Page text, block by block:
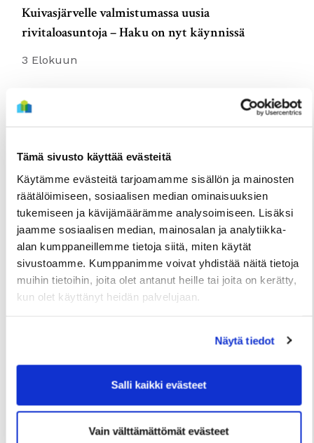
Tämä sivusto käyttää evästeitä
Käytämme evästeitä tarjoamamme sisällön ja mainosten
räätälöimiseen, sosiaalisen median ominaisuuksien
tukemiseen ja kävijämäärämme analysoimiseen. Lisäksi
jaamme sosiaalisen median, mainosalan ja analytiikka-
alan kumppaneillemme tietoja siitä, miten käytät
sivustoamme. Kumppanimme voivat yhdistää näitä tietoja
muihin tietoihin, joita olet antanut heille tai joita on kerätty,
kun olet käyttänyt heidän palvelujaan.
Näytä tiedot
Salli kaikki evästeet
Vain välttämättömät evästeet
Kuivasjärvelle valmistumassa uusia
rivitaloasuntoja – Haku on nyt käynnissä
3 Elokuun
Useita uudis- ja peruskorjauskohteita
valmistumassa loppuvuonna, hakuajat alkavat